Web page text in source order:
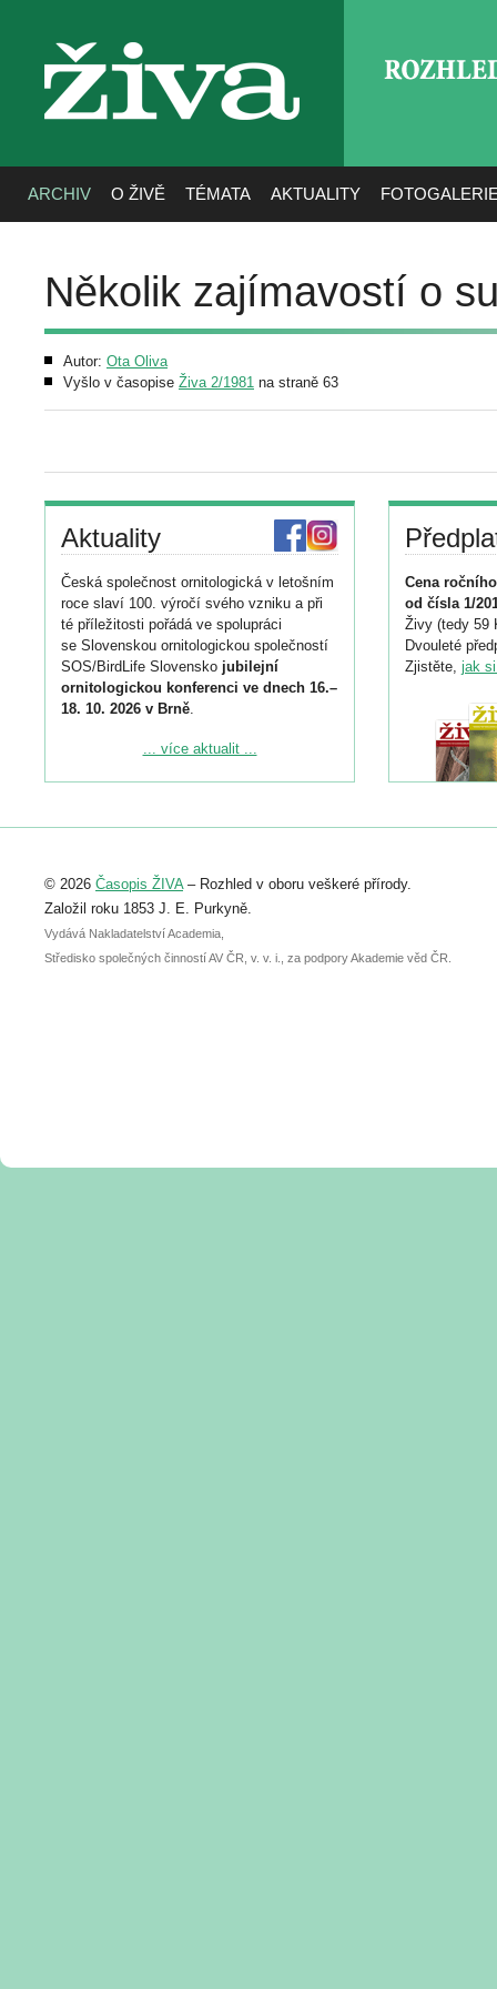
živa
ARCHIV O ŽIVĚ TÉMATA AKTUALITY
Několik zajímavostí o
Autor: Ota Oliva
Vyšlo v časopise Živa 2/1981 na straně 63
Aktuality
Česká společnost ornitologická v letošním
roce slaví 100. výročí svého vzniku a při
té příležitosti pořádá ve spolupráci
se Slovenskou ornitologickou společností
SOS/BirdLife Slovensko jubilejní
ornitologickou konferenci ve dnech 16.–
18. 10. 2026 v Brně.
Podrobnější informace ke konferenci
Registrovat se můžete do 6. září.
abstraktu přihlášené přednášky nebo
posteru je už 30. června.
... více aktualit ...
Cena
od čísla 1/
Živy (tedy 59
Dvouleté
Zjistěte, jak
© 2026 Časopis ŽIVA– Rozhled v oboru veškeré přírody.
Založil roku 1853 J. E. Purkyně.
Vydává Nakladatelství Academia,
Středisko společných činností AV ČR, v. v. i., za podpory Akademie věd ČR.